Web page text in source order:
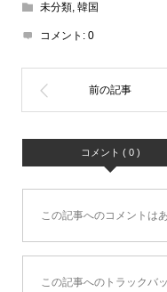
未分類, 韓国
コメント: 0
コメント ( 0 )
この記事へのコメントは
この記事へのトラックバ